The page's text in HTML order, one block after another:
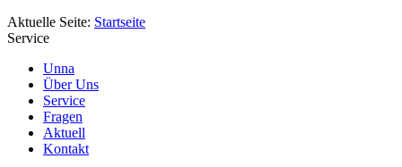
Aktuelle Seite: Startseite
Service
Unna
Über Uns
Service
Fragen
Aktuell
Kontakt